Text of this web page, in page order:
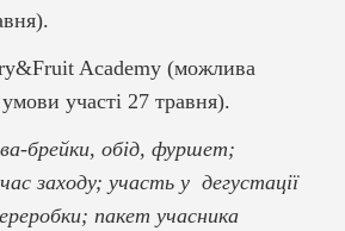
Academy (можлива
участі 27 травня).
брейки, обід, фуршет;
заходу; участь у дегустації
пакет учасника